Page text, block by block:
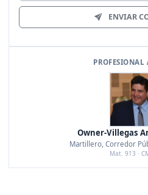
ENVIAR
PROFESIONAL
Owner-Villegas
Martillero, Corredor
Mat. 913 ·